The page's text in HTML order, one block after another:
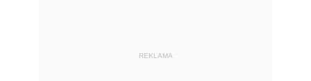
REKLAMA